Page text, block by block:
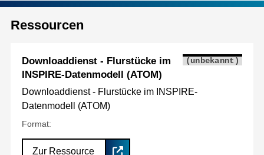
Ressourcen
Downloaddienst - Flurstücke im
INSPIRE-Datenmodell (ATOM)
(unbekannt)
Downloaddienst - Flurstücke im INSPIRE-
Datenmodell (ATOM)
Format:
Zur Ressource